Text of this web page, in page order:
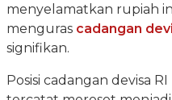
menyelamatkan rupiah
menguras cadangan
signifikan.
Posisi cadangan devisa